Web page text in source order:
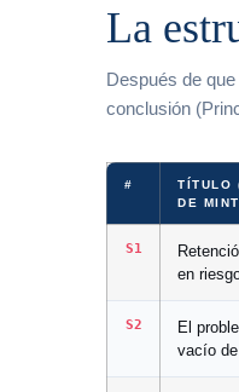
La
Después de
conclusión
#
TÍTULO
DE
S1
en
S2
El
vacío